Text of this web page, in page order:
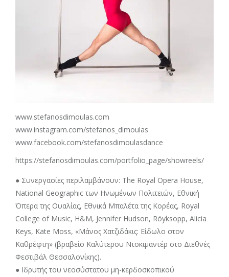
www.stefanosdimoulas.com
www.instagram.com/stefanos_dimoulas
www.facebook.com/stefanosdimoulasdance
https://stefanosdimoulas.com/portfolio_page/showreels/
● Συνεργασίες περιλαμβάνουν: The Royal Opera House,
National Geographic των Ηνωμένων Πολιτειών, Εθνική
Όπερα της Ουαλίας, Εθνικά Μπαλέτα της Κορέας, Royal
College of Music, H&M, Jennifer Hudson, Röyksopp, Alicia
Keys, Kate Moss, «Μάνος Χατζιδάκις: Είδωλο στον
Καθρέφτη» (βραβείο Καλύτερου Ντοκιμαντέρ στο Διεθνές
Φεστιβάλ Θεσσαλονίκης).
● Ιδρυτής του νεοσύστατου μη-κερδοσκοπικού